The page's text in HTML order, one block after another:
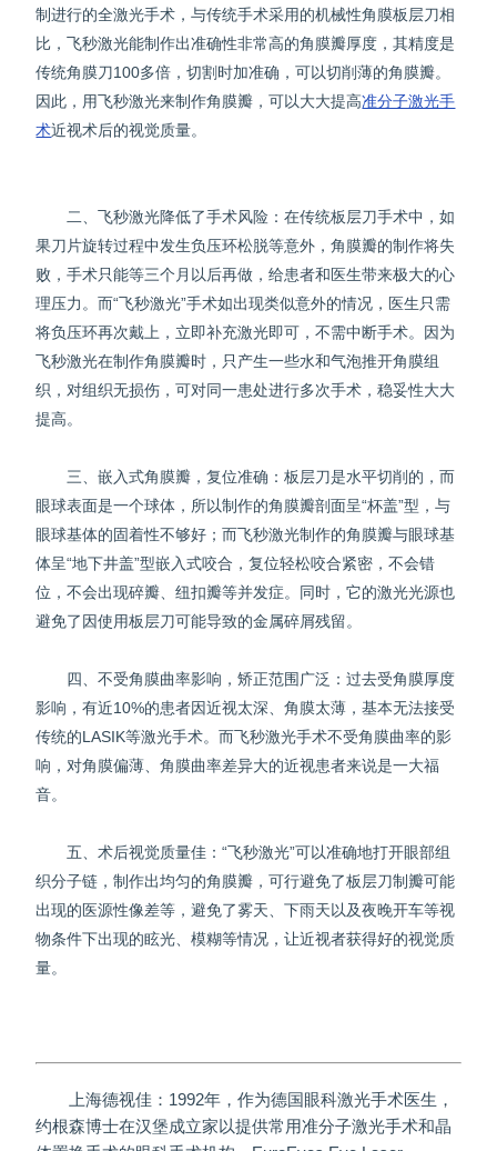
制进行的全激光手术，与传统手术采用的机械性角膜板层刀相
比，飞秒激光能制作出准确性非常高的角膜瓣厚度，其精度是
传统角膜刀100多倍，切割时加准确，可以切削薄的角膜瓣。
因此，用飞秒激光来制作角膜瓣，可以大大提高准分子激光手
术近视术后的视觉质量。
二、飞秒激光降低了手术风险：在传统板层刀手术中，如
果刀片旋转过程中发生负压环松脱等意外，角膜瓣的制作将失
败，手术只能等三个月以后再做，给患者和医生带来极大的心
理压力。而“飞秒激光”手术如出现类似意外的情况，医生只需
将负压环再次戴上，立即补充激光即可，不需中断手术。因为
飞秒激光在制作角膜瓣时，只产生一些水和气泡推开角膜组
织，对组织无损伤，可对同一患处进行多次手术，稳妥性大大
提高。
三、嵌入式角膜瓣，复位准确：板层刀是水平切削的，而
眼球表面是一个球体，所以制作的角膜瓣剖面呈“杯盖”型，与
眼球基体的固着性不够好；而飞秒激光制作的角膜瓣与眼球基
体呈“地下井盖”型嵌入式咬合，复位轻松咬合紧密，不会错
位，不会出现碎瓣、纽扣瓣等并发症。同时，它的激光光源也
避免了因使用板层刀可能导致的金属碎屑残留。
四、不受角膜曲率影响，矫正范围广泛：过去受角膜厚度
影响，有近10%的患者因近视太深、角膜太薄，基本无法接受
传统的LASIK等激光手术。而飞秒激光手术不受角膜曲率的影
响，对角膜偏薄、角膜曲率差异大的近视患者来说是一大福
音。
五、术后视觉质量佳：“飞秒激光”可以准确地打开眼部组
织分子链，制作出均匀的角膜瓣，可行避免了板层刀制瓣可能
出现的医源性像差等，避免了雾天、下雨天以及夜晚开车等视
物条件下出现的眩光、模糊等情况，让近视者获得好的视觉质
量。
上海德视佳：1992年，作为德国眼科激光手术医生，
约根森博士在汉堡成立家以提供常用准分子激光手术和晶